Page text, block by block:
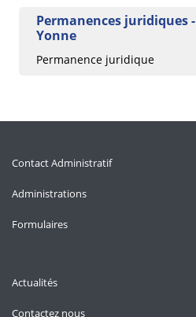
Permanences juridiques -
Yonne
Permanence juridique
Contact Administratif
Administrations
Formulaires
Actualités
Contactez nous